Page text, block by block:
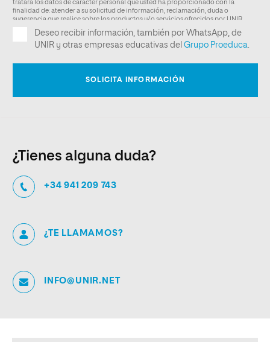
¿Tienes alguna duda?
+34 941 209 743
¿TE LLAMAMOS?
INFO@UNIR.NET